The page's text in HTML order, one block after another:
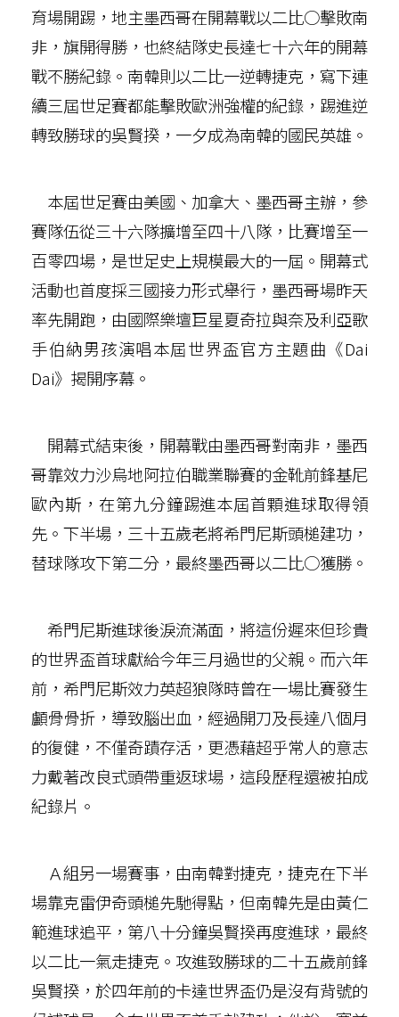
育場開踢，地主墨西哥在開幕戰以二比○擊敗南
非，旗開得勝，也終結隊史長達七十六年的開幕
戰不勝紀錄。南韓則以二比一逆轉捷克，寫下連
續三屆世足賽都能擊敗歐洲強權的紀錄，踢進逆
轉致勝球的吳賢揆，一夕成為南韓的國民英雄。
本屆世足賽由美國、加拿大、墨西哥主辦，參
賽隊伍從三十六隊擴增至四十八隊，比賽增至一
百零四場，是世足史上規模最大的一屆。開幕式
活動也首度採三國接力形式舉行，墨西哥場昨天
率先開跑，由國際樂壇巨星夏奇拉與奈及利亞歌
手伯納男孩演唱本屆世界盃官方主題曲《Dai
Dai》揭開序幕。
開幕式結束後，開幕戰由墨西哥對南非，墨西
哥靠效力沙烏地阿拉伯職業聯賽的金靴前鋒基尼
歐內斯，在第九分鐘踢進本屆首顆進球取得領
先。下半場，三十五歲老將希門尼斯頭槌建功，
替球隊攻下第二分，最終墨西哥以二比○獲勝。
希門尼斯進球後淚流滿面，將這份遲來但珍貴
的世界盃首球獻給今年三月過世的父親。而六年
前，希門尼斯效力英超狼隊時曾在一場比賽發生
顱骨骨折，導致腦出血，經過開刀及長達八個月
的復健，不僅奇蹟存活，更憑藉超乎常人的意志
力戴著改良式頭帶重返球場，這段歷程還被拍成
紀錄片。
Ａ組另一場賽事，由南韓對捷克，捷克在下半
場靠克雷伊奇頭槌先馳得點，但南韓先是由黃仁
範進球追平，第八十分鐘吳賢揆再度進球，最終
以二比一氣走捷克。攻進致勝球的二十五歲前鋒
吳賢揆，於四年前的卡達世界盃仍是沒有背號的